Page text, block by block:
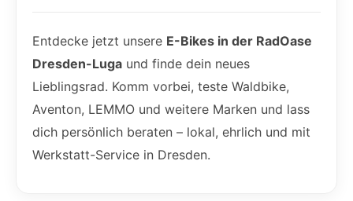
Entdecke jetzt unsere E-Bikes in der RadOase
Dresden-Luga und finde dein neues
Lieblingsrad. Komm vorbei, teste Waldbike,
Aventon, LEMMO und weitere Marken und lass
dich persönlich beraten – lokal, ehrlich und mit
Werkstatt-Service in Dresden.